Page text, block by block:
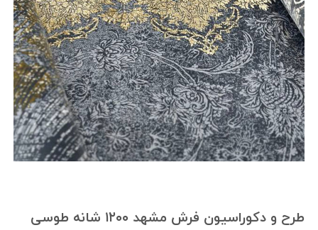
طرح و دکوراسیون فرش مشهد ۱۲۰۰ شانه طوسی